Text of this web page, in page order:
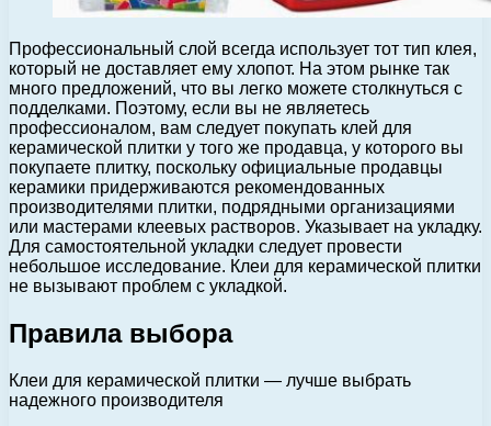
Профессиональный слой всегда использует тот тип клея,
который не доставляет ему хлопот. На этом рынке так
много предложений, что вы легко можете столкнуться с
подделками. Поэтому, если вы не являетесь
профессионалом, вам следует покупать клей для
керамической плитки у того же продавца, у которого вы
покупаете плитку, поскольку официальные продавцы
керамики придерживаются рекомендованных
производителями плитки, подрядными организациями
или мастерами клеевых растворов. Указывает на укладку.
Для самостоятельной укладки следует провести
небольшое исследование. Клеи для керамической плитки
не вызывают проблем с укладкой.
Правила выбора
Клеи для керамической плитки — лучше выбрать
надежного производителя